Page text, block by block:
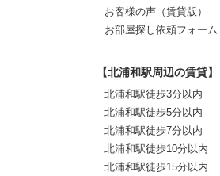
お客様の声（賃貸版）
お部屋探し依頼フォーム
【北浦和駅周辺の賃貸】
北浦和駅徒歩3分以内
北浦和駅徒歩5分以内
北浦和駅徒歩7分以内
北浦和駅徒歩10分以内
北浦和駅徒歩15分以内